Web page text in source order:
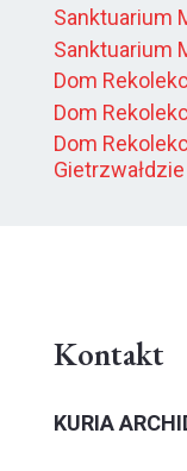
Sanktuarium
Sanktuarium
Dom
Dom
Dom
Gietrzwałdzie
Kontakt
KURIA